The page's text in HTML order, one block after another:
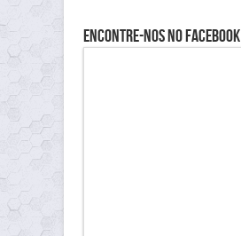
Encontre-nos no Facebook